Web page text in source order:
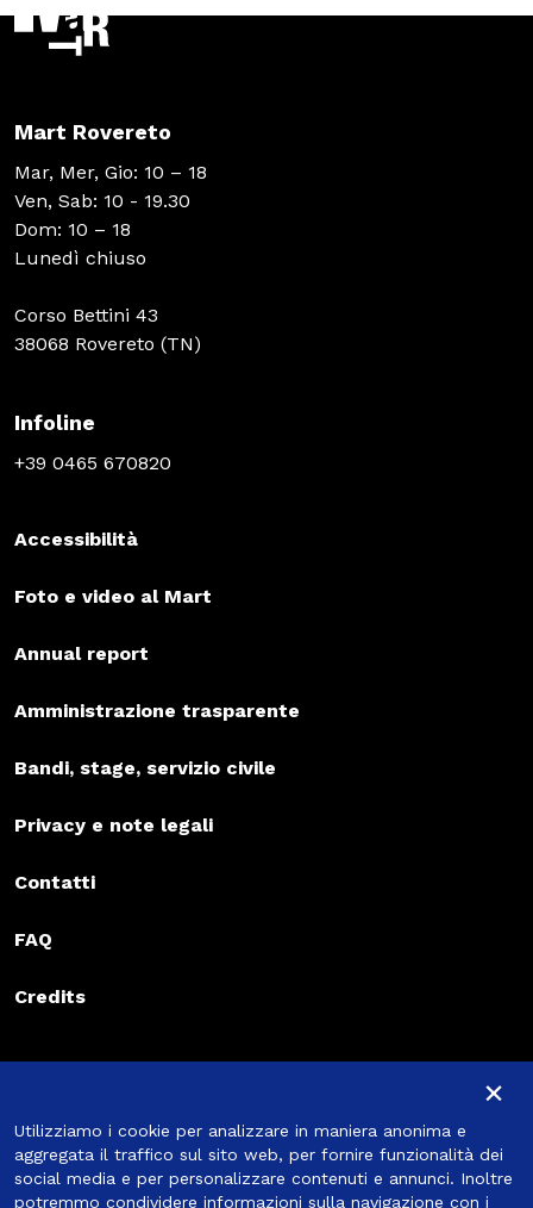
Mart Rovereto
Mar, Mer, Gio: 10 – 18
Ven, Sab: 10 - 19.30
Dom: 10 – 18
Lunedì chiuso
Corso Bettini 43
38068 Rovereto (TN)
Infoline
+39 0465 670820
Accessibilità
Foto e video al Mart
Annual report
Amministrazione trasparente
Bandi, stage, servizio civile
Privacy e note legali
Contatti
FAQ
Credits
Iscriviti alla newsletter
Iscriviti
Utilizziamo i cookie per analizzare in maniera anonima e
aggregata il traffico sul sito web, per fornire funzionalità dei
social media e per personalizzare contenuti e annunci. Inoltre
potremmo condividere informazioni sulla navigazione con i
×